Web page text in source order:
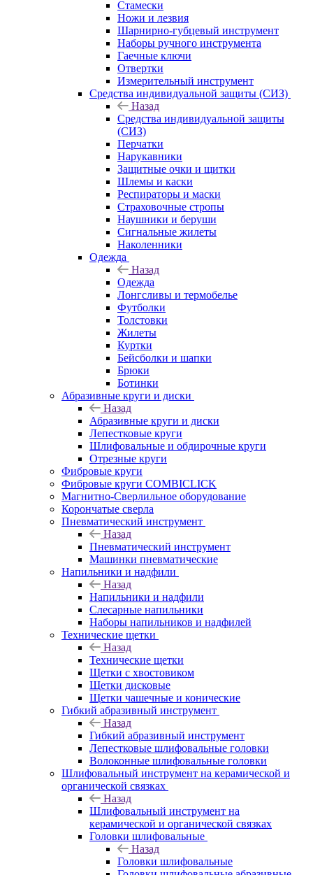
Стамески
Ножи и лезвия
Шарнирно-губцевый инструмент
Наборы ручного инструмента
Гаечные ключи
Отвертки
Измерительный инструмент
Средства индивидуальной защиты (СИЗ)
Назад
Средства индивидуальной защиты
(СИЗ)
Перчатки
Нарукавники
Защитные очки и щитки
Шлемы и каски
Респираторы и маски
Страховочные стропы
Наушники и беруши
Сигнальные жилеты
Наколенники
Одежда
Назад
Одежда
Лонгсливы и термобелье
Футболки
Толстовки
Жилеты
Куртки
Бейсболки и шапки
Брюки
Ботинки
Абразивные круги и диски
Назад
Абразивные круги и диски
Лепестковые круги
Шлифовальные и обдирочные круги
Отрезные круги
Фибровые круги
Фибровые круги COMBICLICK
Магнитно-Сверлильное оборудование
Корончатые сверла
Пневматический инструмент
Назад
Пневматический инструмент
Машинки пневматические
Напильники и надфили
Назад
Напильники и надфили
Слесарные напильники
Наборы напильников и надфилей
Технические щетки
Назад
Технические щетки
Щетки с хвостовиком
Щетки дисковые
Щетки чашечные и конические
Гибкий абразивный инструмент
Назад
Гибкий абразивный инструмент
Лепестковые шлифовальные головки
Волоконные шлифовальные головки
Шлифовальный инструмент на керамической и
органической связках
Назад
Шлифовальный инструмент на
керамической и органической связках
Головки шлифовальные
Назад
Головки шлифовальные